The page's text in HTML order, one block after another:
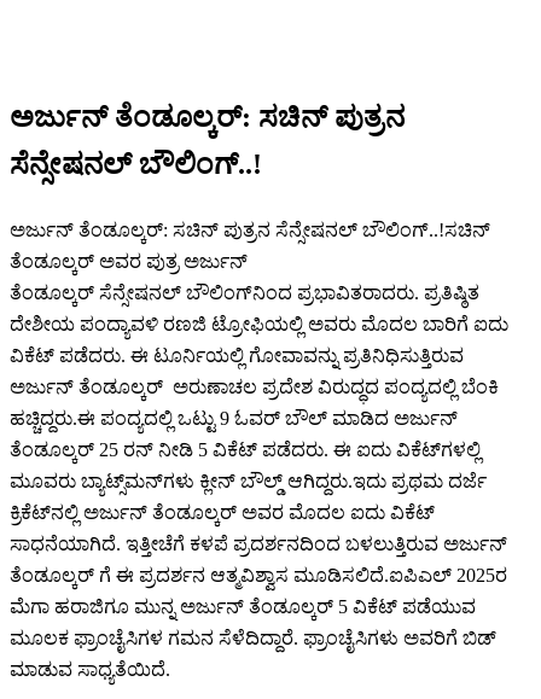
ಅರ್ಜುನ್ ತೆಂಡೂಲ್ಕರ್: ಸಚಿನ್ ಪುತ್ರನ
ಸೆನ್ಸೇಷನಲ್ ಬೌಲಿಂಗ್..!
ಅರ್ಜುನ್ ತೆಂಡೂಲ್ಕರ್: ಸಚಿನ್ ಪುತ್ರನ ಸೆನ್ಸೇಷನಲ್ ಬೌಲಿಂಗ್..!ಸಚಿನ್
ತೆಂಡೂಲ್ಕರ್ ಅವರ ಪುತ್ರ ಅರ್ಜುನ್
ತೆಂಡೂಲ್ಕರ್ ಸೆನ್ಸೇಷನಲ್ ಬೌಲಿಂಗ್‌ನಿಂದ ಪ್ರಭಾವಿತರಾದರು. ಪ್ರತಿಷ್ಠಿತ
ದೇಶೀಯ ಪಂದ್ಯಾವಳಿ ರಣಜಿ ಟ್ರೋಫಿಯಲ್ಲಿ ಅವರು ಮೊದಲ ಬಾರಿಗೆ ಐದು
ವಿಕೆಟ್ ಪಡೆದರು. ಈ ಟೂರ್ನಿಯಲ್ಲಿ ಗೋವಾವನ್ನು ಪ್ರತಿನಿಧಿಸುತ್ತಿರುವ
ಅರ್ಜುನ್ ತೆಂಡೂಲ್ಕರ್ ಅರುಣಾಚಲ ಪ್ರದೇಶ ವಿರುದ್ಧದ ಪಂದ್ಯದಲ್ಲಿ ಬೆಂಕಿ
ಹಚ್ಚಿದ್ದರು.ಈ ಪಂದ್ಯದಲ್ಲಿ ಒಟ್ಟು 9 ಓವರ್ ಬೌಲ್ ಮಾಡಿದ ಅರ್ಜುನ್
ತೆಂಡೂಲ್ಕರ್ 25 ರನ್ ನೀಡಿ 5 ವಿಕೆಟ್ ಪಡೆದರು. ಈ ಐದು ವಿಕೆಟ್‌ಗಳಲ್ಲಿ
ಮೂವರು ಬ್ಯಾಟ್ಸ್‌ಮನ್‌ಗಳು ಕ್ಲೀನ್ ಬೌಲ್ಡ್ ಆಗಿದ್ದರು.ಇದು ಪ್ರಥಮ ದರ್ಜೆ
ಕ್ರಿಕೆಟ್‌ನಲ್ಲಿ ಅರ್ಜುನ್ ತೆಂಡೂಲ್ಕರ್ ಅವರ ಮೊದಲ ಐದು ವಿಕೆಟ್
ಸಾಧನೆಯಾಗಿದೆ. ಇತ್ತೀಚೆಗೆ ಕಳಪೆ ಪ್ರದರ್ಶನದಿಂದ ಬಳಲುತ್ತಿರುವ ಅರ್ಜುನ್
ತೆಂಡೂಲ್ಕರ್ ಗೆ ಈ ಪ್ರದರ್ಶನ ಆತ್ಮವಿಶ್ವಾಸ ಮೂಡಿಸಲಿದೆ.ಐಪಿಎಲ್ 2025ರ
ಮೆಗಾ ಹರಾಜಿಗೂ ಮುನ್ನ ಅರ್ಜುನ್ ತೆಂಡೂಲ್ಕರ್ 5 ವಿಕೆಟ್ ಪಡೆಯುವ
ಮೂಲಕ ಫ್ರಾಂಚೈಸಿಗಳ ಗಮನ ಸೆಳೆದಿದ್ದಾರೆ. ಫ್ರಾಂಚೈಸಿಗಳು ಅವರಿಗೆ ಬಿಡ್
ಮಾಡುವ ಸಾಧ್ಯತೆಯಿದೆ.